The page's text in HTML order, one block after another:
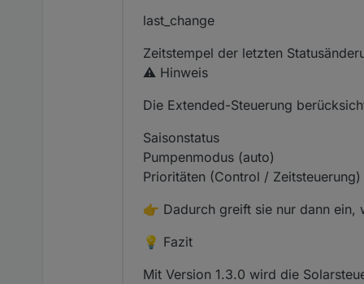
last_change
Zeitstempel der letzten
⚠️ Hinweis
Die Extended-Steuerung
Saisonstatus
Pumpenmodus (auto)
Prioritäten (Control / Zeitsteuerung)
👉 Dadurch greift sie nur dann ein,
💡 Fazit
Mit Version 1.3.0 wird die